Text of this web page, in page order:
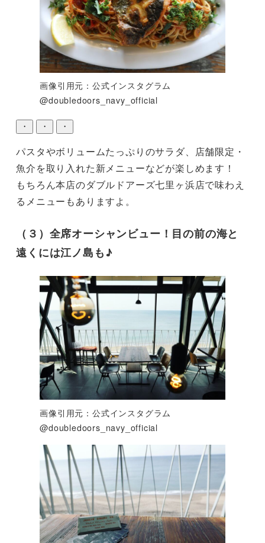
画像引用元：公式インスタグラム
@doubledoors_navy_official
・ ・ ・
パスタやボリュームたっぷりのサラダ、店舗限定・
魚介を取り入れた新メニューなどが楽しめます！
もちろん本店のダブルドアーズ七里ヶ浜店で味わえ
るメニューもありますよ。
（３）全席オーシャンビュー！目の前の海と
遠くには江ノ島も♪
画像引用元：公式インスタグラム
@doubledoors_navy_official